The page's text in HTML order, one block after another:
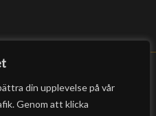
din upplevelse på vår
Genom att klicka